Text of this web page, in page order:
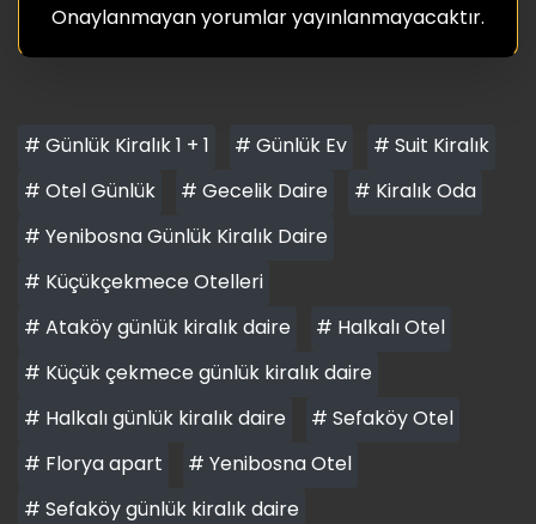
Onaylanmayan yorumlar yayınlanmayacaktır.
# Günlük Kiralık 1 + 1 # Günlük Ev
# Suit Kiralık
# Otel Günlük
# Gecelik Daire
# Kiralık Oda
# Yenibosna Günlük Kiralık Daire
# Küçükçekmece Otelleri
# Ataköy günlük kiralık daire
# Halkalı Otel
# Küçük çekmece günlük kiralık daire
# Halkalı günlük kiralık daire
# Sefaköy Otel
# Florya apart
# Yenibosna Otel
# Sefaköy günlük kiralık daire